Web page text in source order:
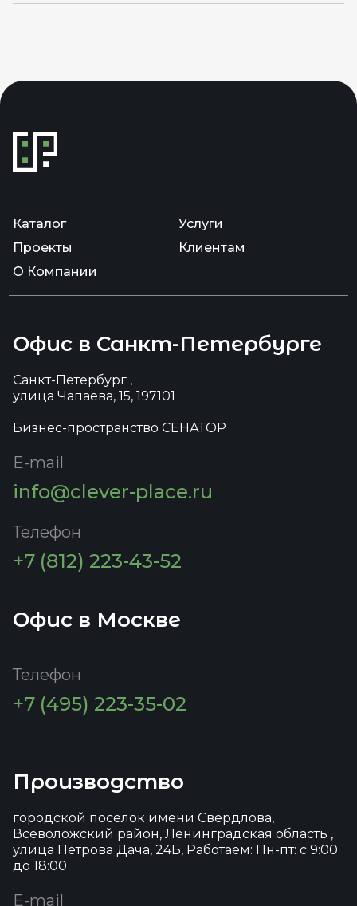
Каталог
Услуги
Проекты
Клиентам
О Компании
Офис в Санкт-Петербурге
Санкт-Петербург ,
улица Чапаева, 15, 197101
Бизнес-пространство СЕНАТОР
E-mail
info@clever-place.ru
Телефон
+7 (812) 223-43-52
Офис в Москве
Телефон
+7 (495) 223-35-02
Производство
городской посёлок имени Свердлова,
Всеволожский район, Ленинградская область ,
улица Петрова Дача, 24Б, Работаем: Пн-пт: с 9:00
до 18:00
E-mail